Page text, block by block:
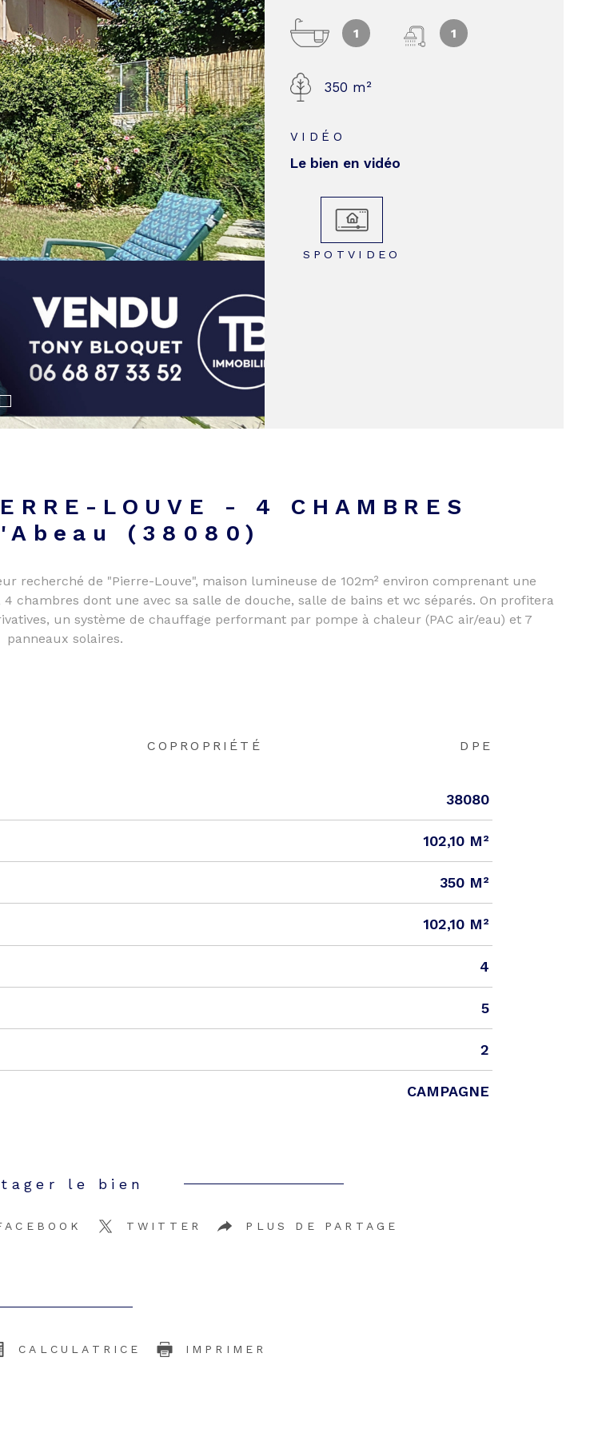
1 1
350 m²
VIDÉO
Le bien en vidéo
SPOTVIDEO
LOUVE - 4 CHAMBRES
(38080)
recherché de "Pierre-Louve", maison lumineuse de 102m² environ comprenant une
chambres dont une avec sa salle de douche, salle de bains et wc séparés. On profitera
un système de chauffage performant par pompe à chaleur (PAC air/eau) et 7
panneaux solaires.
COPROPRIÉTÉ DPE
38080
102,10 M²
350 M²
102,10 M²
4
5
2
CAMPAGNE
le bien
TWITTER PLUS DE PARTAGE
CALCULATRICE IMPRIMER